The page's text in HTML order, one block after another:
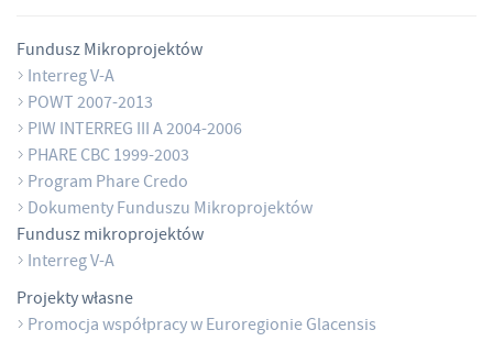
Fundusz Mikroprojektów
Interreg V-A
POWT 2007-2013
PIW INTERREG III A 2004-2006
PHARE CBC 1999-2003
Program Phare Credo
Dokumenty Funduszu Mikroprojektów
Fundusz mikroprojektów
Interreg V-A
Projekty własne
Promocja współpracy w Euroregionie Glacensis